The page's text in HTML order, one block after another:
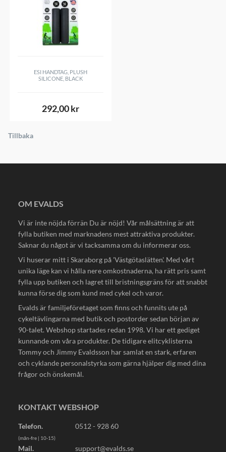
The Renegade is perfect for fast accelerations, climbing in hard-
carry speed through turns. Our Block-In-Block design uses a taller
The larger outer structure supports the inner block for additional
29 x 2.2", PSI 25-50, approximate weight 615g.
29 x 2.35", PSI 25-50, approximate weight 645g.
ESI HANDTAG, PLUSH
SILICONE, BLACK
292,00 kr
Tillbaka
OM EVALDS
Vi är inte nöjda förrän Du är nöjd! Vår målsättning är att
fylla butiken med marknadens mest attraktiva produkter.
Saknar du något är vi tacksamma om du informerar oss.
Vi huserar mitt i Skaraborg på 'Västgötaslätten'. Med vårt
unika läge kan vi hålla nere omkostnaderna, ha rätt pris samt
fylla upp butiken och lagret till bristningsgräns för att snabbt
kunna förse dig som kund med cykel och varor.
Evalds är familjeföretaget som finns och funnits ute på
cykeltävlingarna med butik och postorder sedan början av
90-talet. Webshop startades redan 1998. Vi har ett gediget
kunnande om våra produkter. De tidigare elitcyklisterna
Tommy och Jimmy Evaldsson har samlat en stark, erfaren
och cyklande personalstyrka som gärna hjälper dig med dina
frågor och önskemål.
KONTAKT WEBSHOP
Telefon. 0512 - 928 60
(mån-fre | 10-15)
Mail. support@evalds.se